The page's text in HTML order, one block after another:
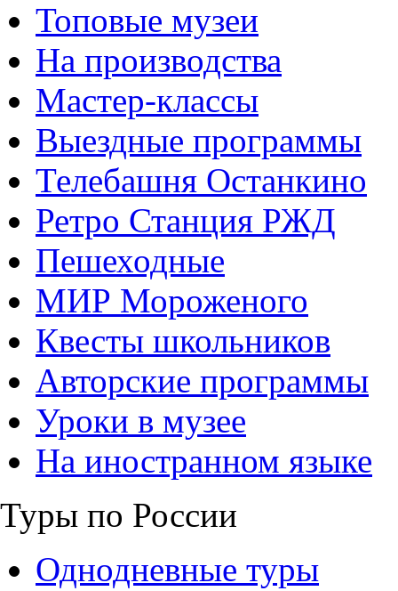
Топовые музеи
На производства
Мастер-классы
Выездные программы
Телебашня Останкино
Ретро Станция РЖД
Пешеходные
МИР Мороженого
Квесты школьников
Авторские программы
Уроки в музее
На иностранном языке
Туры по России
Однодневные туры